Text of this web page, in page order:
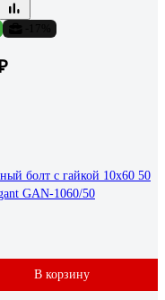
болт с гайкой 10x60 50
GAN-1060/50
В корзину